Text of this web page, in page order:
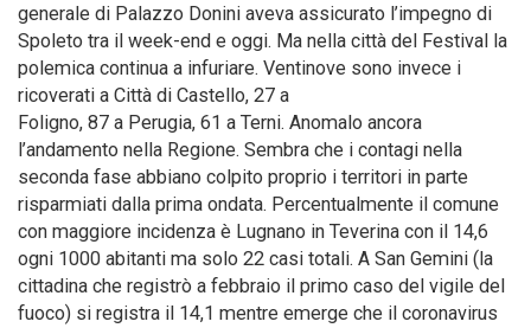
generale di Palazzo Donini aveva assicurato l’impegno di
Spoleto tra il week-end e oggi. Ma nella città del Festival la
polemica continua a infuriare. Ventinove sono invece i
ricoverati a Città di Castello, 27 a
Foligno, 87 a Perugia, 61 a Terni. Anomalo ancora
l’andamento nella Regione. Sembra che i contagi nella
seconda fase abbiano colpito proprio i territori in parte
risparmiati dalla prima ondata. Percentualmente il comune
con maggiore incidenza è Lugnano in Teverina con il 14,6
ogni 1000 abitanti ma solo 22 casi totali. A San Gemini (la
cittadina che registrò a febbraio il primo caso del vigile del
fuoco) si registra il 14,1 mentre emerge che il coronavirus